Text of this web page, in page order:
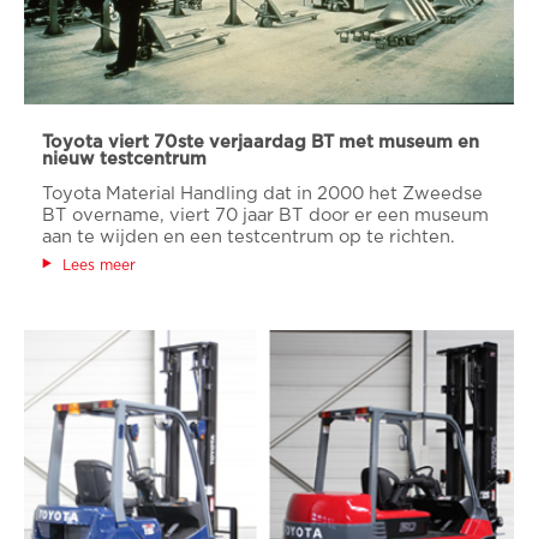
Toyota viert 70ste verjaardag BT met museum en
nieuw testcentrum
Toyota Material Handling dat in 2000 het Zweedse
BT overname, viert 70 jaar BT door er een museum
aan te wijden en een testcentrum op te richten.
Lees meer